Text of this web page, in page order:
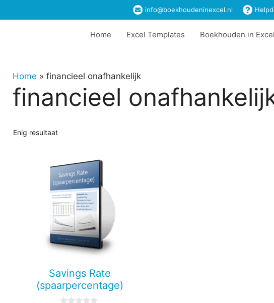
info@boekhoudeninexcel.nl
Home Excel Templates Boekhouden in Excel
Home » financieel onafhankelijk
financieel
Enig resultaat
Savings Rate
(spaarpercentage)